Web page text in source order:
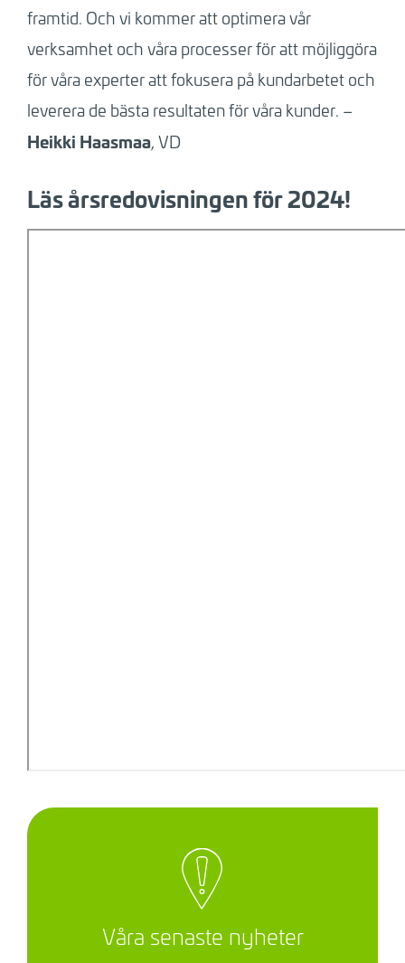
framtid. Och vi kommer att optimera vår
verksamhet och våra processer för att möjliggöra
för våra experter att fokusera på kundarbetet och
leverera de bästa resultaten för våra kunder. –
Heikki Haasmaa, VD
Läs årsredovisningen för 2024!
Våra senaste nyheter